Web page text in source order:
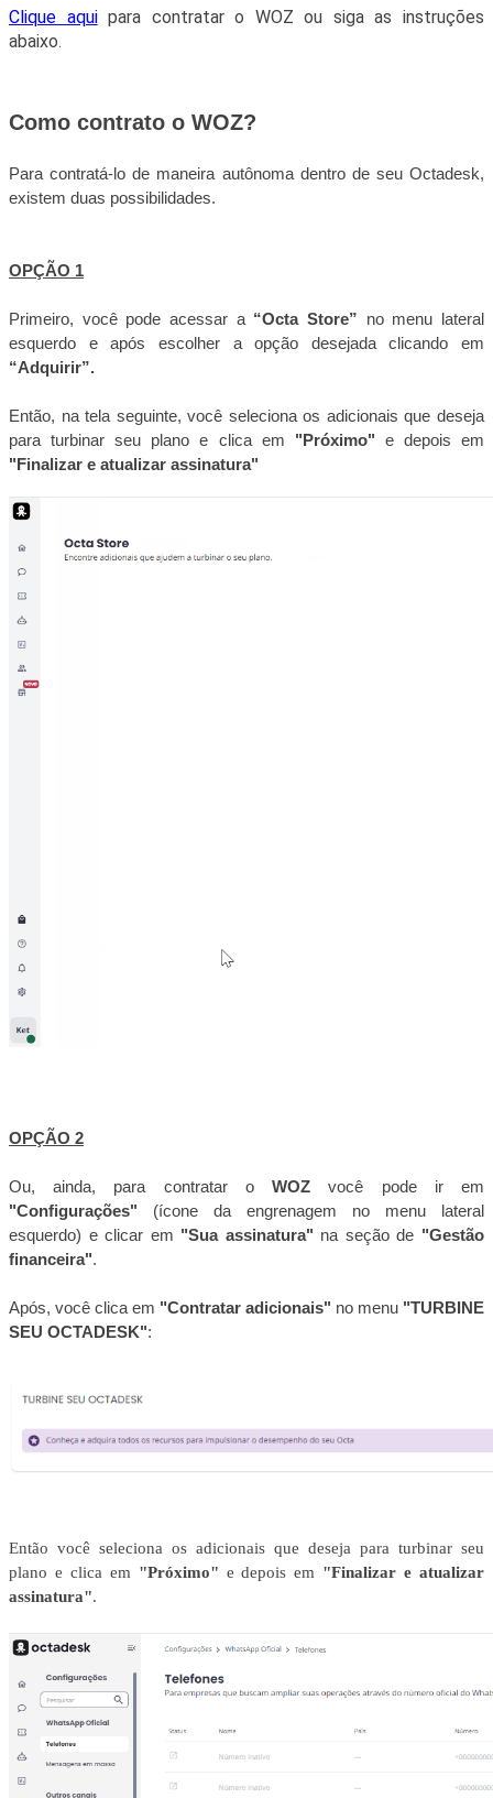
Clique aquipara contratar o WOZ ou siga as instruções
abaixo.
Como contrato o WOZ?
Para contratá-lo de maneira autônoma dentro de seu Octadesk,
existem duas possibilidades.
OPÇÃO 1
Primeiro, você pode acessar a“Octa Store” no menu lateral
esquerdo e após escolher a opção desejada clicando em
“Adquirir”.
Então, na tela seguinte,você seleciona os adicionais que deseja
para turbinar seu plano e clica em "Próximo" e depois em
"Finalizar e atualizar assinatura"
OPÇÃO 2
Ou, ainda, para contratar oWOZ você pode ir em
"Configurações" (ícone da engrenagem no menu lateral
esquerdo) e clicar em "Sua assinatura" na seção de "Gestão
financeira".
Após, você clica em "Contratar adicionais" no menu "TURBINE
SEU OCTADESK":
Então você seleciona os adicionais que deseja para turbinar seu
plano e clica em "Próximo" e depois em "Finalizar e atualizar
assinatura".